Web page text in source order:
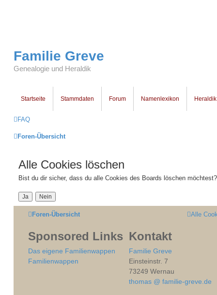
Familie Greve
Genealogie und Heraldik
Startseite Stammdaten Forum Namenlexikon Heraldik
FAQ
Foren-Übersicht
Alle Cookies löschen
Bist du dir sicher, dass du alle Cookies des Boards löschen möchtest?
Foren-Übersicht Alle
Sponsored Links
Das eigene Familienwappen
Familienwappen
Kontakt
Familie Greve
Einsteinstr. 7
73249 Wernau
thomas @ familie-greve.de